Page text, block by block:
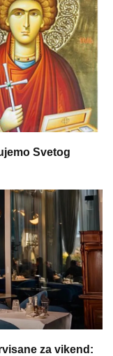
Svetog
za vikend: